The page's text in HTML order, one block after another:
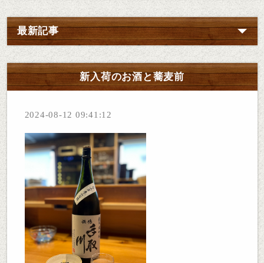
最新記事
新入荷のお酒と蕎麦前
2024-08-12 09:41:12